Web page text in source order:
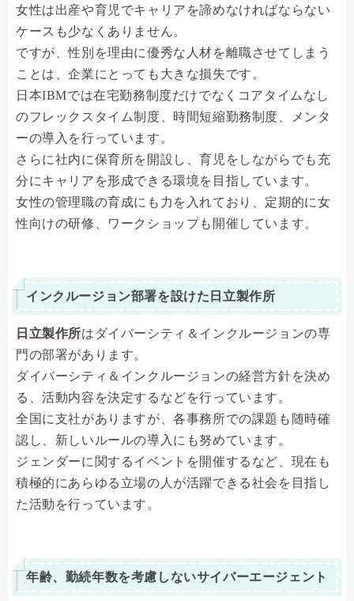
女性は出産や育児でキャリアを諦めなければならない
ケースも少なくありません。
ですが、性別を理由に優秀な人材を離職させてしまう
ことは、企業にとっても大きな損失です。
日本IBMでは在宅勤務制度だけでなくコアタイムなし
のフレックスタイム制度、時間短縮勤務制度、メンタ
ーの導入を行っています。
さらに社内に保育所を開設し、育児をしながらでも充
分にキャリアを形成できる環境を目指しています。
女性の管理職の育成にも力を入れており、定期的に女
性向けの研修、ワークショップも開催しています。
インクルージョン部署を設けた日立製作所
日立製作所はダイバーシティ＆インクルージョンの専
門の部署があります。
ダイバーシティ＆インクルージョンの経営方針を決め
る、活動内容を決定するなどを行っています。
全国に支社がありますが、各事務所での課題も随時確
認し、新しいルールの導入にも努めています。
ジェンダーに関するイベントを開催するなど、現在も
積極的にあらゆる立場の人が活躍できる社会を目指し
た活動を行っています。
年齢、勤続年数を考慮しないサイバーエージェント